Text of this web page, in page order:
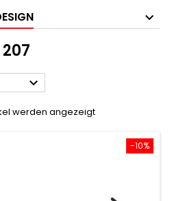
207

werden angezeigt
-10%